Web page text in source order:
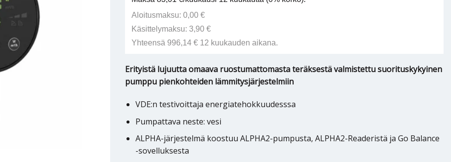
Aloitusmaksu: 0,00 €
Käsittelymaksu: 3,90 €
Yhteensä 996,14 € 12 kuukauden aikana.
Erityistä lujuutta omaava ruostumattomasta teräksestä valmistettu suorituskykyinen
pumppu pienkohteiden lämmitysjärjestelmiin
VDE:n testivoittaja energiatehokkuudesssa
Pumpattava neste: vesi
ALPHA-järjestelmä koostuu ALPHA2-pumpusta, ALPHA2-Readeristä ja Go Balance
-sovelluksesta